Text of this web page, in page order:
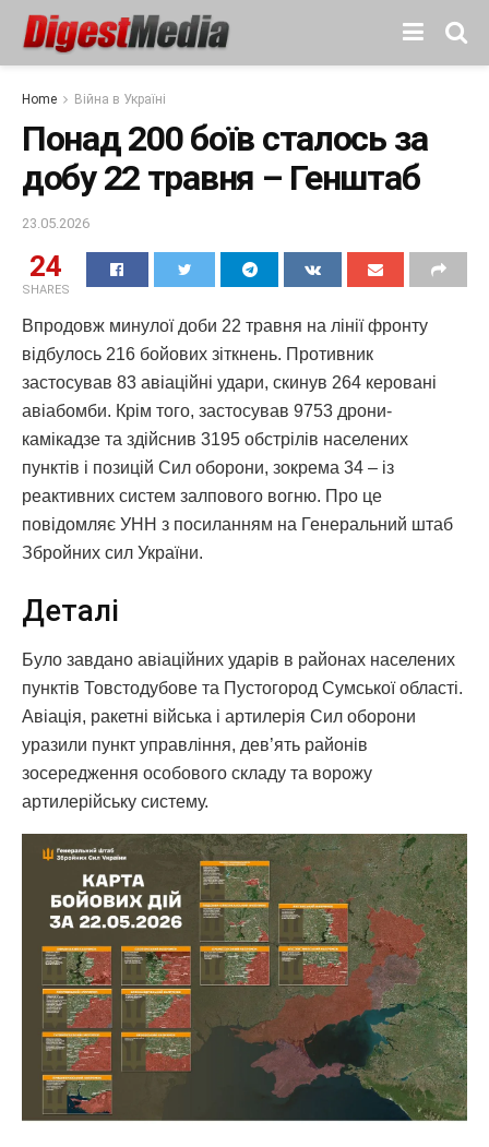
Home Війна в Україні
Понад 200 боїв сталось за
добу 22 травня – Генштаб
23.05.2026
24
SHARES
Впродовж минулої доби 22 травня на лінії фронту
відбулось 216 бойових зіткнень. Противник
застосував 83 авіаційні удари, скинув 264 керовані
авіабомби. Крім того, застосував 9753 дрони-
камікадзе та здійснив 3195 обстрілів населених
пунктів і позицій Сил оборони, зокрема 34 – із
реактивних систем залпового вогню. Про це
повідомляє УНН з посиланням на Генеральний штаб
Збройних сил України.
Деталі
Було завдано авіаційних ударів в районах населених
пунктів Товстодубове та Пустогород Сумської області.
Авіація, ракетні війська і артилерія Сил оборони
уразили пункт управління, дев’ять районів
зосередження особового складу та ворожу
артилерійську систему.